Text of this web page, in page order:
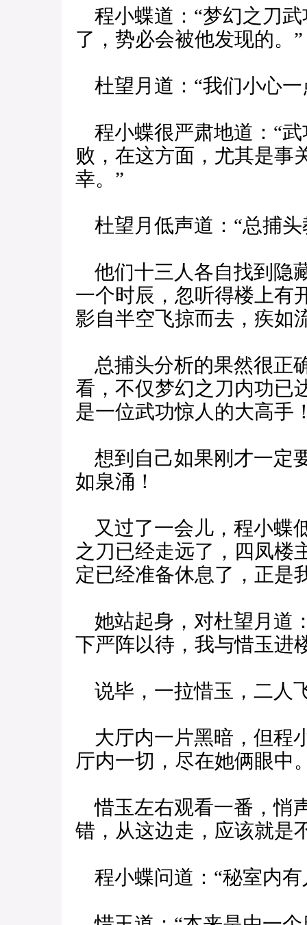
程小蝶道：“梦幻之刀
了，势必会被他发现的。”
杜望月道：“我们小心一
程小蝶很严肃地道：“
败，在这方面，尤其是事
幸。”
杜望月低声道：“总捕头
他们十三人各自找到隐
一个时辰，忽听得楼上有
影自半空飞掠而去，疾如
总捕头分析的果然很正
看，不仅梦幻之刀内功已
是一位武功惊人的大高手
想到自己如果刚才一定
如泉涌！
又过了一会儿，程小蝶
之刀已经走远了，四凤楼
定已经准备休息了，正是
她站起身，对杜望月道
下严阵以待，我与惜玉进
说毕，一拉惜玉，二人
大厅内一片黑暗，但程
厅内一切，尽在她俩眼中
惜玉左右观看一番，悄
错，从这边走，应该就是
程小蝶问道：“秘室内